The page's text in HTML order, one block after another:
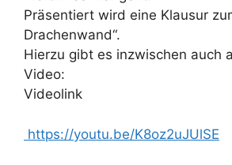
Präsentiert wird eine Klausur
Drachenwand“.
Hierzu gibt es inzwischen auch
Video:
Videolink
https://youtu.be/K8oz2uJUlSE